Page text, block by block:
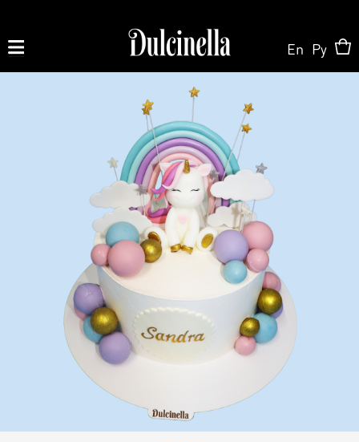
Produse la comandă:
062 10 02 11
060 02 58 58
La Comandă
La Comandă
Tort la Comandă
Bento cake
Colaci
Magazin Online
Patisserie & Cofetărie
Torturi
Prajituri
Despre Noi
Magazine
En Ру